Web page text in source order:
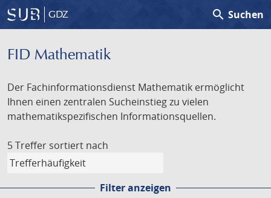
GDZ search Suchen
FID Mathematik
Der Fachinformationsdienst Mathematik ermöglicht
Ihnen einen zentralen Sucheinstieg zu vielen
mathematikspezifischen Informationsquellen.
5 Treffer sortiert nach
Filter anzeigen